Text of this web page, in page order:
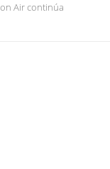
Air continúa